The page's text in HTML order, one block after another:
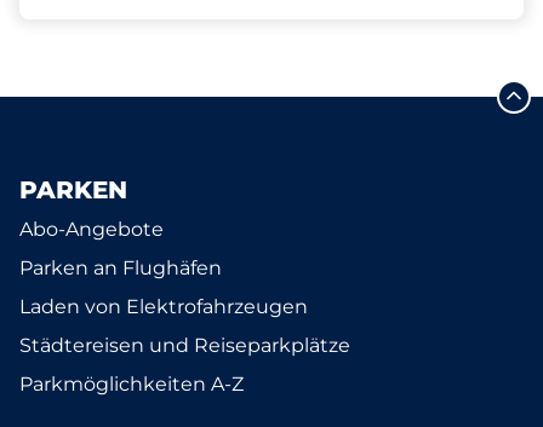
PARKEN
Abo-Angebote
Parken an Flughäfen
Laden von Elektrofahrzeugen
Städtereisen und Reiseparkplätze
Parkmöglichkeiten A-Z